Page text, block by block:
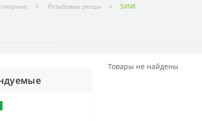
Резьбовые резцы SVNR
Товары не найдены